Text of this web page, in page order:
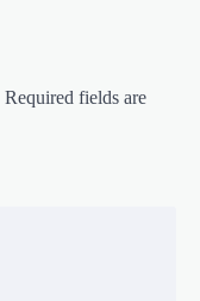
Required fields are